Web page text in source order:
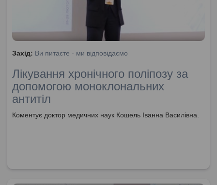
Захід: Ви питаєте - ми відповідаємо
Лікування хронічного поліпозу за
допомогою моноклональних
антитіл
Коментує доктор медичних наук Кошель Іванна Василівна.